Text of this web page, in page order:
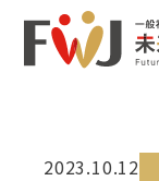
2023.10.12